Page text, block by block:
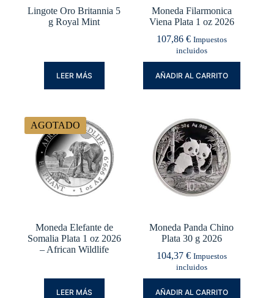
Lingote Oro Britannia 5
g Royal Mint
LEER MÁS
Moneda Filarmonica
Viena Plata 1 oz 2026
107,86 € Impuestos
incluidos
AÑADIR AL CARRITO
AGOTADO
Moneda Elefante de
Somalia Plata 1 oz 2026
– African Wildlife
LEER MÁS
Moneda Panda Chino
Plata 30 g 2026
104,37 € Impuestos
incluidos
AÑADIR AL CARRITO